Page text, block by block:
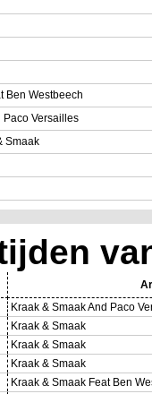
Ben Westbeech
Paco Versailles
Smaak
Kraak & Smaak And Paco
Kraak & Smaak
Kraak & Smaak
Kraak & Smaak
Kraak & Smaak Feat Ben